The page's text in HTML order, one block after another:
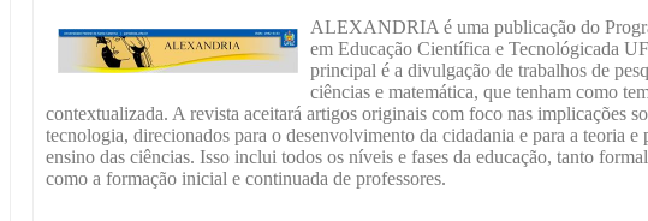
ALEXANDRIA é uma publicação do
em Educação Científica e Tecnológicada
principal é a divulgação de trabalhos de
ciências e matemática, que tenham como
contextualizada. A revista aceitará artigos originais com foco nas implicações
tecnologia, direcionados para o desenvolvimento da cidadania e para a teoria e
ensino das ciências. Isso inclui todos os níveis e fases da educação, tanto
como a formação inicial e continuada de professores.